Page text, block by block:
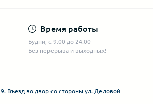
Время работы
Будни, с 9.00 до 24.00
Без перерыва и выходных!
Въезд во двор со стороны ул. Деловой